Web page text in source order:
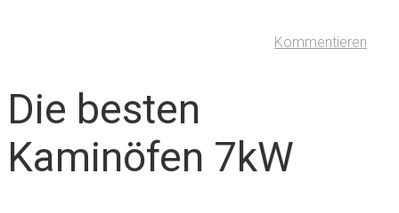
Kommentieren
Die besten
Kaminöfen 7kW